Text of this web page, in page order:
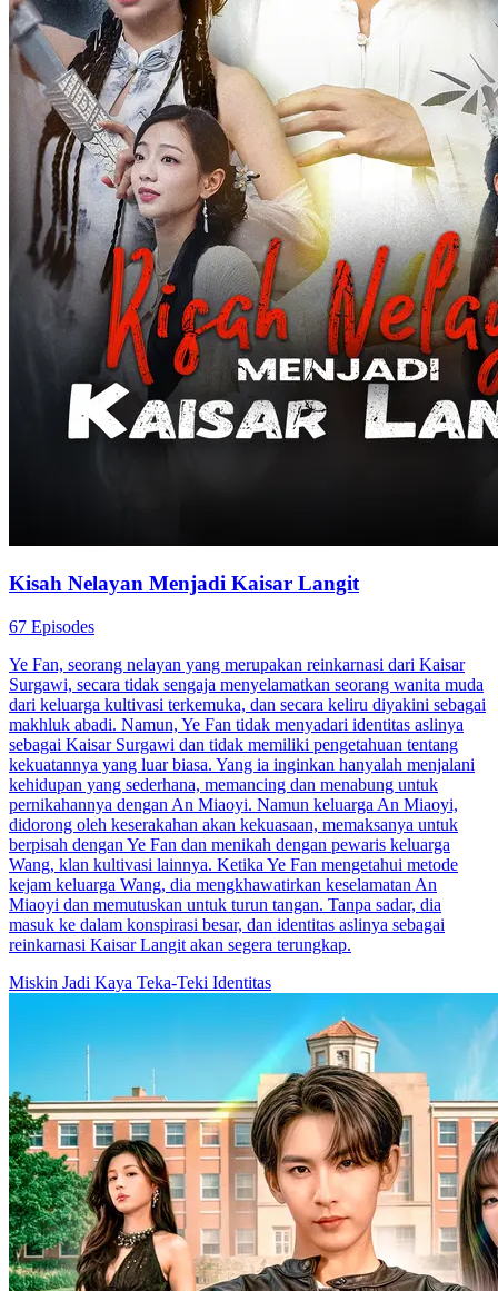
Kisah Nelayan Menjadi Kaisar Langit
67 Episodes
Ye Fan, seorang nelayan yang merupakan reinkarnasi dari Kaisar
Surgawi, secara tidak sengaja menyelamatkan seorang wanita muda
dari keluarga kultivasi terkemuka, dan secara keliru diyakini sebagai
makhluk abadi. Namun, Ye Fan tidak menyadari identitas aslinya
sebagai Kaisar Surgawi dan tidak memiliki pengetahuan tentang
kekuatannya yang luar biasa. Yang ia inginkan hanyalah menjalani
kehidupan yang sederhana, memancing dan menabung untuk
pernikahannya dengan An Miaoyi. Namun keluarga An Miaoyi,
didorong oleh keserakahan akan kekuasaan, memaksanya untuk
berpisah dengan Ye Fan dan menikah dengan pewaris keluarga
Wang, klan kultivasi lainnya. Ketika Ye Fan mengetahui metode
kejam keluarga Wang, dia mengkhawatirkan keselamatan An
Miaoyi dan memutuskan untuk turun tangan. Tanpa sadar, dia
masuk ke dalam konspirasi besar, dan identitas aslinya sebagai
reinkarnasi Kaisar Langit akan segera terungkap.
Miskin Jadi Kaya Teka-Teki Identitas